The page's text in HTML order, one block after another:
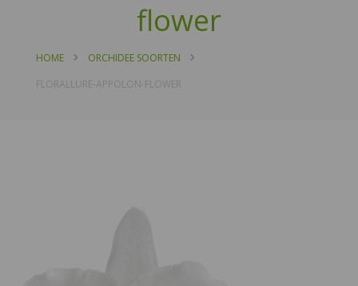
flower
HOME
ORCHIDEE SOORTEN
FLORALLURE-APPOLON-FLOWER